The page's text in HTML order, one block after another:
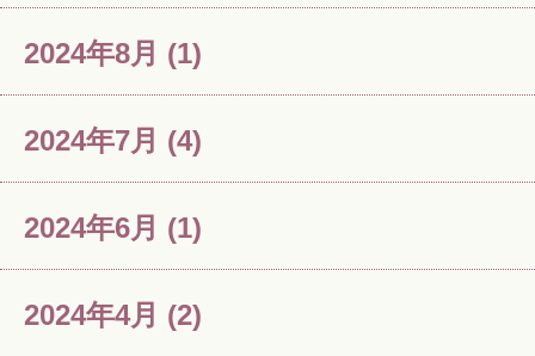
2024年8月 (1)
2024年7月 (4)
2024年6月 (1)
2024年4月 (2)